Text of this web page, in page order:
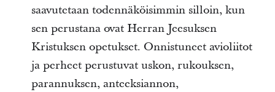
saavutetaan todennäköisimmin silloin, kun
sen perustana ovat Herran Jeesuksen
Kristuksen opetukset. Onnistuneet avioliitot
ja perheet perustuvat uskon, rukouksen,
parannuksen, anteeksiannon,